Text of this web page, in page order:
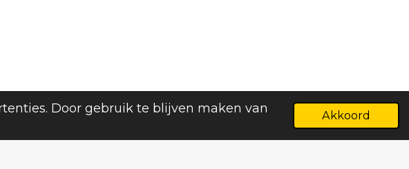
Door gebruik te blijven maken van
Akkoord